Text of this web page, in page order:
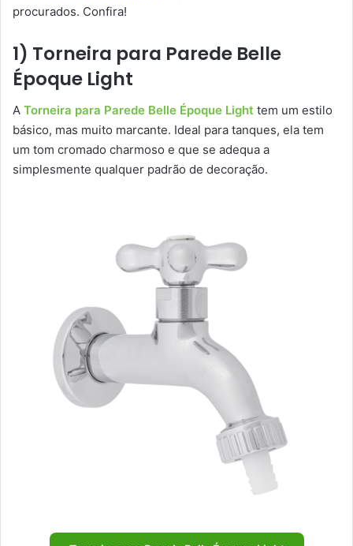
procurados. Confira!
1) Torneira para Parede Belle
Époque Light
A Torneira para Parede Belle Époque Light tem um estilo
básico, mas muito marcante. Ideal para tanques, ela tem
um tom cromado charmoso e que se adequa a
simplesmente qualquer padrão de decoração.